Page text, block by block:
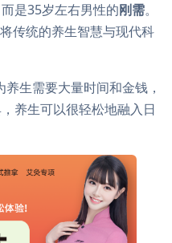
是35岁左右男性的刚需。
传统的养生智慧与现代科
生需要大量时间和金钱，
养生可以很轻松地融入日